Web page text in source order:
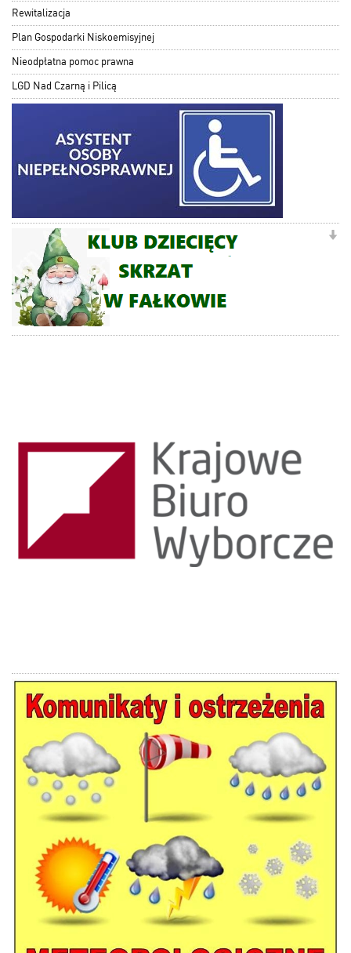
Rewitalizacja
Plan Gospodarki Niskoemisyjnej
Nieodpłatna pomoc prawna
LGD Nad Czarną i Pilicą